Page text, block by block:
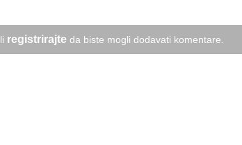
registrirajte da biste mogli dodavati komentare.